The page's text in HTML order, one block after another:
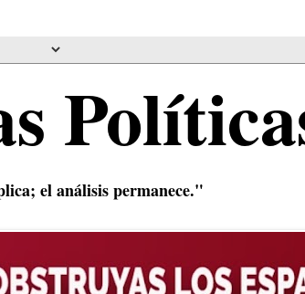
el análisis permanece."